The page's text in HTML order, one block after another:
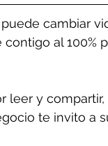
cambiar
al 100%
leer y
te invito a